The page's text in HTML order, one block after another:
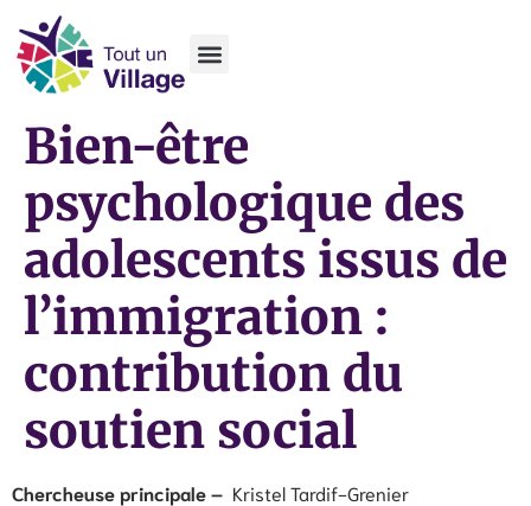
Bien-être
psychologique des
adolescents issus de
l’immigration :
contribution du
soutien social
Chercheuse principale – Kristel Tardif-Grenier